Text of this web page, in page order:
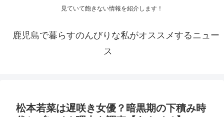
見ていて飽きない情報を紹介します！
鹿児島で暮らすのんびりな私がオススメするニュー
ス
松本若菜は遅咲き女優？暗黒期の下積み時